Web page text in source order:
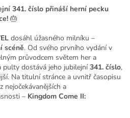
341. číslo přináší herní pecku
🎂
dosáhl úžasného milníku –
scéně. Od svého prvního vydání v
průvodcem světem her a
pulty dostává jeho jubilejní341. číslo,
Na titulní stránce a uvnitř časopisu
nejočekávanějších a
– Kingdom Come II: